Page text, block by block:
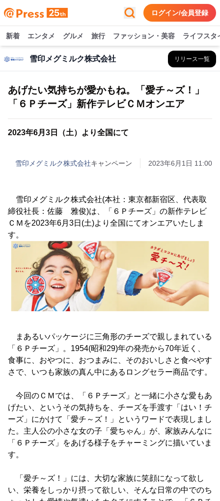
ログイン/会員登録
新着 エンタメ グルメ 旅行 ファッション・美容 ライフスタ
雪印メグミルク株式会社 リリース一覧
あげたい気持ちが愛かもね。「愛チ～ズ！」
「６Ｐチーズ」新作テレビＣＭオンエア
2023年6月3日（土）より全国にて
雪印メグミルク株式会社キャンペーン 2023年6月1日 11:00
雪印メグミルク株式会社(本社：東京都新宿区、代表取
締役社長：佐藤 雅俊)は、「６Ｐチーズ」の新作テレビ
ＣＭを2023年6月3日(土)より全国にてオンエアいたしま
す。
まあるいパッケージに三角形のチーズで親しまれている
「６Ｐチーズ」。1954(昭和29)年の発売から70年近く、
食事に、おやつに、おつまみに、そのおいしさと食べやす
さで、いつも家族の真ん中にあるロングセラー商品です。
今回のＣＭでは、「６Ｐチーズ」と一緒に小さな愛もあ
げたい、というその気持ちを、チーズを手渡す「はい！チ
ーズ」にかけて「愛チ～ズ！」というワードで表現しまし
た。主人公の小さな女の子「愛ちゃん」が、家族みんなに
「６Ｐチーズ」をあげる様子をチャーミングに描いていま
す。
「愛チ～ズ！」には、大切な家族に笑顔になって欲し
い、栄養をしっかり摂って欲しい、そんな日常の中でのち